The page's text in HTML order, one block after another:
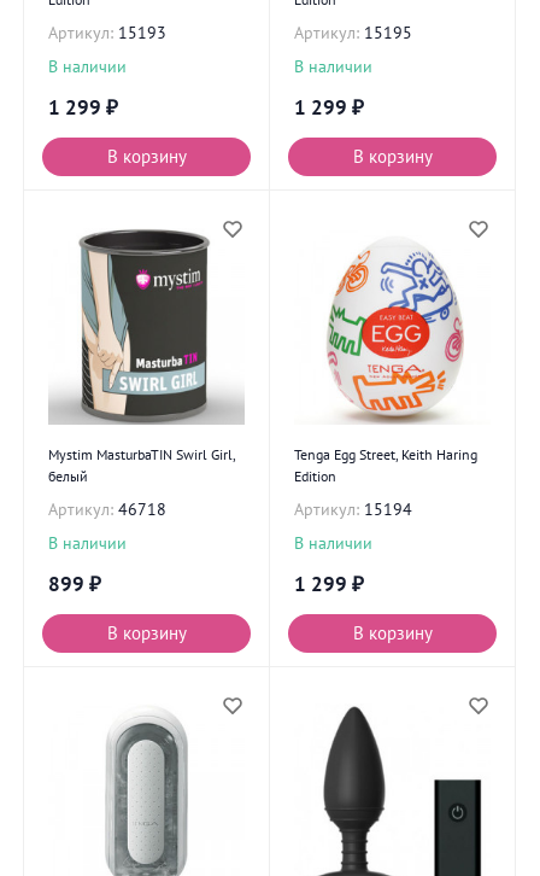
Артикул: 15193
В наличии
1 299 ₽
В корзину
Артикул: 15195
В наличии
1 299 ₽
В корзину
Mystim MasturbaTIN Swirl Girl,
белый
Артикул: 46718
В наличии
899 ₽
В корзину
Tenga Egg Street, Keith Haring
Edition
Артикул: 15194
В наличии
1 299 ₽
В корзину